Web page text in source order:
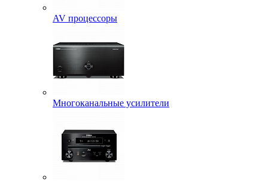
AV процессоры
Многоканальные усилители